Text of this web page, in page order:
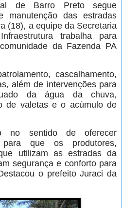
de Barro Preto segue
manutenção das estradas
(18), a equipe da Secretaria
trabalha para
da Fazenda PA
cascalhamento,
além de intervenções para
da água da chuva,
de valetas e o acúmulo de
no sentido de oferecer
para que os produtores,
utilizam as estradas da
segurança e conforto para
o prefeito Juraci da